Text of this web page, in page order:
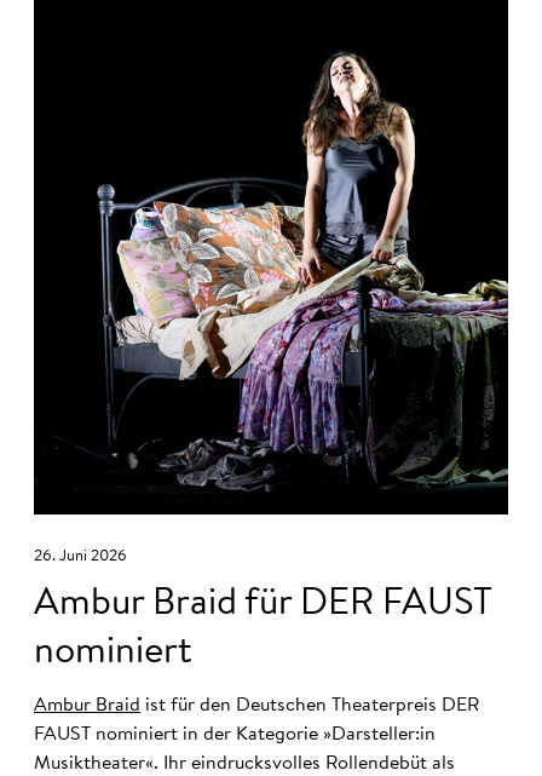
26. Juni 2026
Ambur Braid für DER FAUST
nominiert
Ambur Braid ist für den Deutschen Theaterpreis DER
FAUST nominiert in der Kategorie »Darsteller:in
Musiktheater«. Ihr eindrucksvolles Rollendebüt als